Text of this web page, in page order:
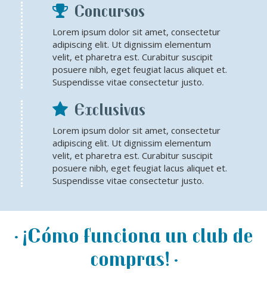
Concursos
Lorem ipsum dolor sit amet, consectetur
adipiscing elit. Ut dignissim elementum
velit, et pharetra est. Curabitur suscipit
posuere nibh, eget feugiat lacus aliquet et.
Suspendisse vitae consectetur justo.
Exclusivas
Lorem ipsum dolor sit amet, consectetur
adipiscing elit. Ut dignissim elementum
velit, et pharetra est. Curabitur suscipit
posuere nibh, eget feugiat lacus aliquet et.
Suspendisse vitae consectetur justo.
¡Cómo funciona un club de
compras!